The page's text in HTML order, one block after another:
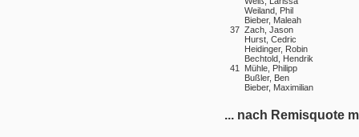
Weiland, Phil
Bieber, Maleah
37 Zach, Jason
Hurst, Cedric
Heidinger, Robin
Bechtold, Hendrik
41
Mühle, Philipp
Bußler, Ben
Bieber, Maximilian
... nach Remisquote